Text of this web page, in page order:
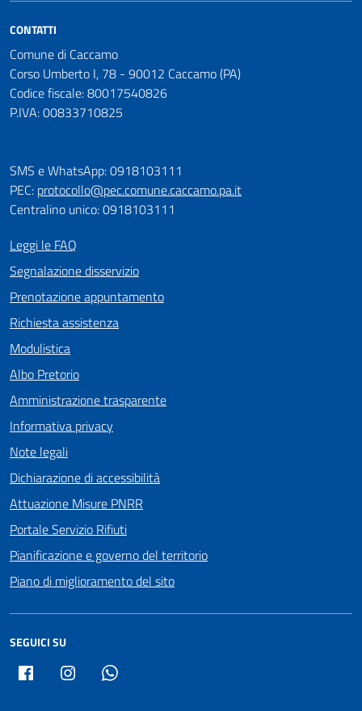
CONTATTI
Comune di Caccamo
Corso Umberto I, 78 - 90012 Caccamo (PA)
Codice fiscale: 80017540826
P.IVA: 00833710825
SMS e WhatsApp: 0918103111
PEC: protocollo@pec.comune.caccamo.pa.it
Centralino unico: 0918103111
Leggi le FAQ
Segnalazione disservizio
Prenotazione appuntamento
Richiesta assistenza
Modulistica
Albo Pretorio
Amministrazione trasparente
Informativa privacy
Note legali
Dichiarazione di accessibilità
Attuazione Misure PNRR
Portale Servizio Rifiuti
Pianificazione e governo del territorio
Piano di miglioramento del sito
SEGUICI SU
Facebook Instagram